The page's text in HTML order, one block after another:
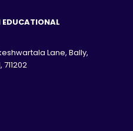
Lane, Bally,